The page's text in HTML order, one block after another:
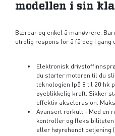
modellen i sin
Bærbar og enkel å manøvrere.
utrolig respons for å få deg i
Elektronisk
du starter motoren til du
teknologien (på 8 til 20 hk
øyeblikkelig kraft. Sikker
effektiv akselerasjon.
Avansert rorkult - Med en
kontroller og
eller høyrehendt betjening